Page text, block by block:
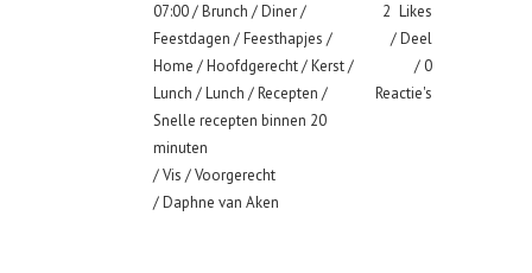
07:00 /Brunch /Diner/
Feestdagen /Feesthapjes /
Home /Hoofdgerecht/Kerst/
Lunch /Lunch /Recepten /
Snelle recepten binnen 20
minuten
/Vis /Voorgerecht
/ Daphne van Aken
2 Likes
Deel
0
Reactie's